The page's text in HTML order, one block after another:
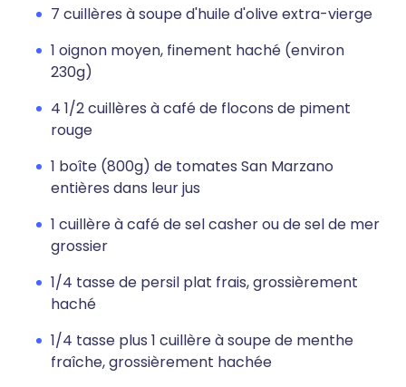
7 cuillères à soupe d'huile d'olive extra-vierge
1 oignon moyen, finement haché (environ
230g)
4 1/2 cuillères à café de flocons de piment
rouge
1 boîte (800g) de tomates San Marzano
entières dans leur jus
1 cuillère à café de sel casher ou de sel de mer
grossier
1/4 tasse de persil plat frais, grossièrement
haché
1/4 tasse plus 1 cuillère à soupe de menthe
fraîche, grossièrement hachée